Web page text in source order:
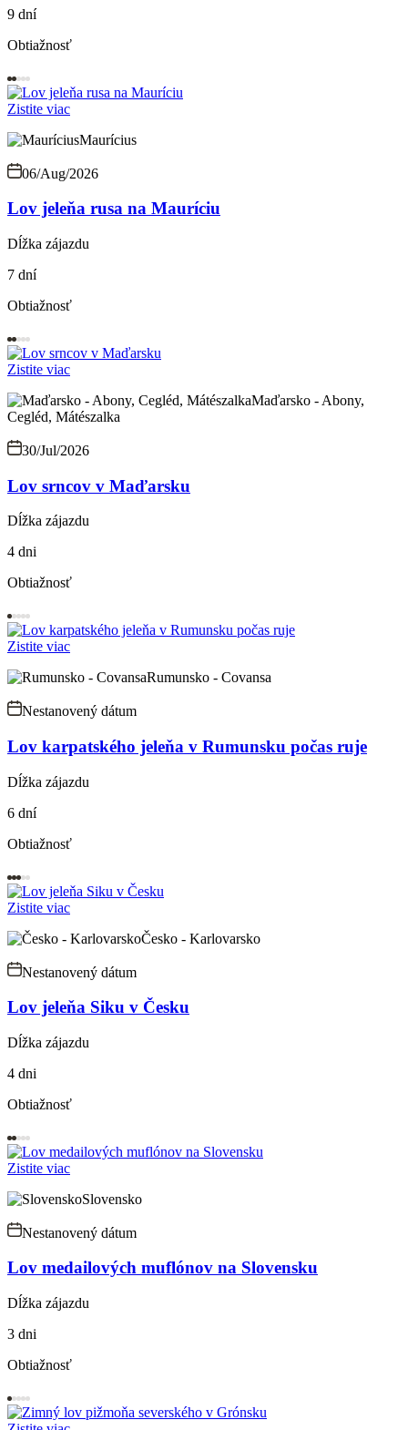
9 dní
Obtiažnosť
Zistite viac
Maurícius
06/Aug/2026
Lov jeleňa rusa na Mauríciu
Dĺžka zájazdu
7 dní
Obtiažnosť
Zistite viac
Maďarsko - Abony,
Cegléd, Mátészalka
30/Jul/2026
Lov srncov v Maďarsku
Dĺžka zájazdu
4 dni
Obtiažnosť
Zistite viac
Rumunsko - Covansa
Nestanovený dátum
Lov karpatského jeleňa v Rumunsku počas ruje
Dĺžka zájazdu
6 dní
Obtiažnosť
Zistite viac
Česko - Karlovarsko
Nestanovený dátum
Lov jeleňa Siku v Česku
Dĺžka zájazdu
4 dni
Obtiažnosť
Zistite viac
Slovensko
Nestanovený dátum
Lov medailových muflónov na Slovensku
Dĺžka zájazdu
3 dni
Obtiažnosť